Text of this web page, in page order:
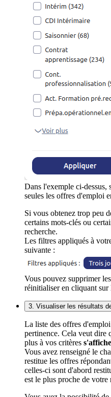
Dans l'exemple ci-
seules les offres d'emploi
Si vous obtenez trop peu
certains mots-clés ou
recherche.
Les filtres appliqués à
suivante :
Vous pouvez supprimer
réinitialiser en cliquant
3. Visualiser les résultats
La liste des offres
pertinence. Cela veut dire
plus à vos critères
Vous avez renseigné le
restitue les offres
celles-ci sont d'abord
est le plus proche de votre